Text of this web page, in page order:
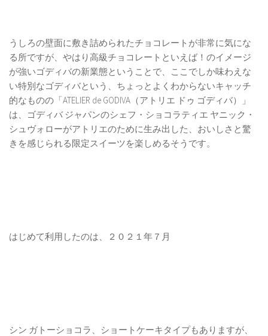
うしろの壁面に敷き詰められたチョコレートが非常に気にな
る所ですが、やはり高級チョコレートといえば！のイメージ
が強いゴディバの新業態ということで、ここでしか味わえな
い特別なゴディバという、ちょっとよくわからないキャッチ
的なものの「ATELIER de GODIVA（アトリエ ドゥ ゴディバ）」
は、ゴディバ ジャパンのシェフ・ショコラティエ ヤニック・
シュヴォローがアトリエのために生み出した、おいしさと驚
きを感じられる限定スイーツを楽しめるそうです。
はじめて利用したのは、２０２１年７月
シン ガトーショコラ、ショートケーキタイプもありますが、